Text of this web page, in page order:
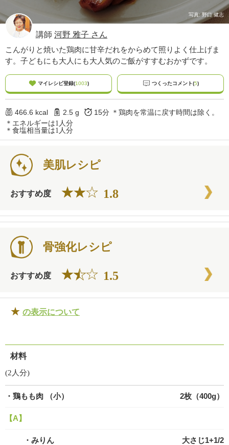
き
ょ
う
料
理
写真: 野口 健志
講師 河野 雅子 さん
こんがりと焼いた鶏肉に甘辛だれをからめて照りよく仕上げま
す。子どもにも大人にも大人気のご飯がすすむおかずです。
マイレシピ登録(1003) つくったコメント(5)
466.6 kcal 2.5 g 15分 ＊鶏肉を常温に戻す時間は除く。
＊エネルギーは1人分
＊食塩相当量は1人分
美肌レシピ
おすすめ度 1.8
骨強化レシピ
おすすめ度 1.5
★ の表示について
材料
(2人分)
・鶏もも肉 （小） 2枚（400g）
【A】
・みりん 大さじ1+1/2